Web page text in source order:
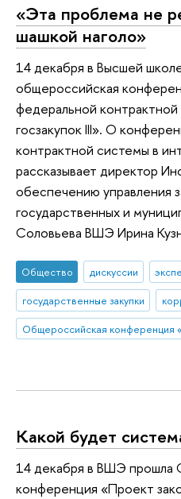
«Эта проблема не
шашкой наголо»
14 декабря в Высшей
общероссийская
федеральной
гоcзакупок III». О
контрактной системы в
рассказывает директор
обеспечению управления
государственных и
Соловьева ВШЭ Ирина
Общество дискуссии
государственные закупки
Какой будет
14 декабря в ВШЭ прошла
конференция «Проект